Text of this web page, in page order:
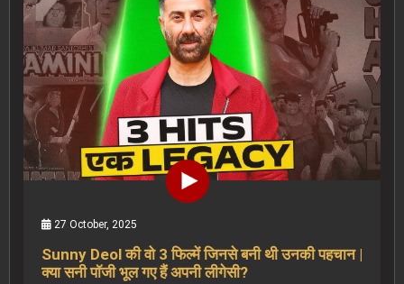
27 October, 2025
Sunny Deol की वो 3 फिल्में जिनसे बनी थी उनकी पहचान |
क्या सनी पॉजी भूल गए हैं अपनी लीगेसी?